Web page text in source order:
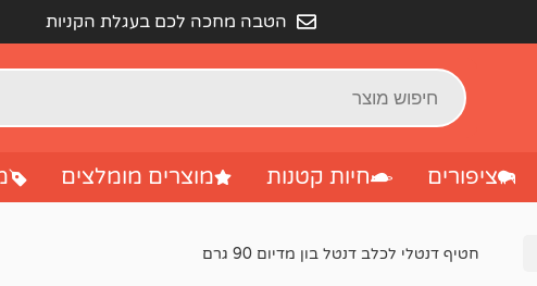
הטבה מחכה לכם בעגלת הקניות
ציפורים חיות קטנות מוצרים מומלצים
חטיף דנטלי לכלב דנטל בון מדיום 90 גרם